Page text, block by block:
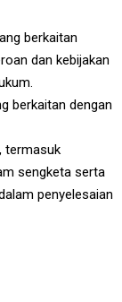
berkaitan
dan kebijakan
berkaitan dengan
termasuk
sengketa serta
penyelesaian